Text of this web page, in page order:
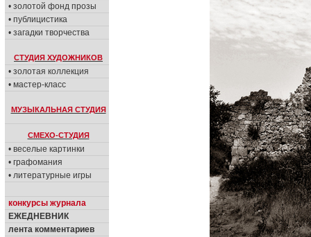
• золотой фонд прозы
• публицистика
• загадки творчества
СТУДИЯ ХУДОЖНИКОВ
• золотая коллекция
• мастер-класс
МУЗЫКАЛЬНАЯ СТУДИЯ
СМЕХО-СТУДИЯ
• веселые картинки
• графомания
• литературные игры
конкурсы журнала
ЕЖЕДНЕВНИК
лента комментариев